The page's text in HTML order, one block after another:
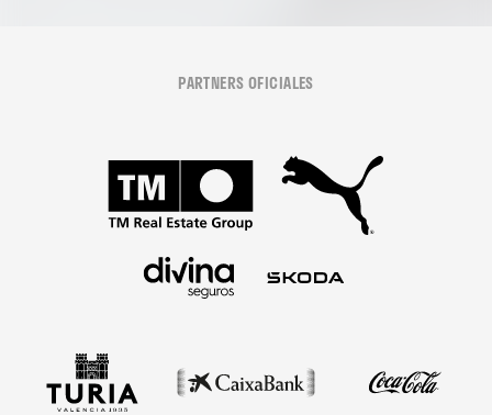
PARTNERS OFICIALES